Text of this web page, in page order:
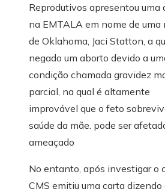
Reprodutivos apresentou uma
na EMTALA em nome de uma
de Oklahoma, Jaci Statton, a
negado um aborto devido a
condição chamada gravidez
parcial, na qual é altamente
improvável que o feto
saúde da mãe. pode ser
ameaçado
No entanto, após investigar o
CMS emitiu uma carta dizendo